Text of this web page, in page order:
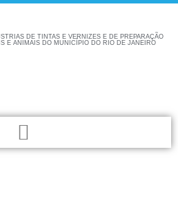
DE TINTAS E VERNIZES E DE PREPARAÇÃO
E ANIMAIS DO MUNICÍPIO DO RIO DE JANEIRO